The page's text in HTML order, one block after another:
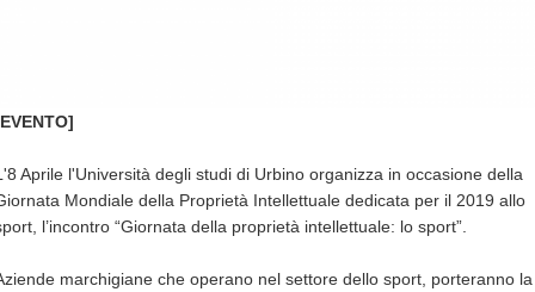
Aprile l'Università degli studi di Urbino organizza in occasione della
Mondiale della Proprietà Intellettuale dedicata per il 2019 allo
l’incontro “Giornata della proprietà intellettuale: lo sport”.
marchigiane che operano nel settore dello sport, porteranno la